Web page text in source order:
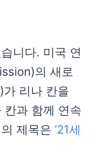
니다. 미국 연
의 새로
리나 칸을
칸과 함께 연속
제목은 ’21세